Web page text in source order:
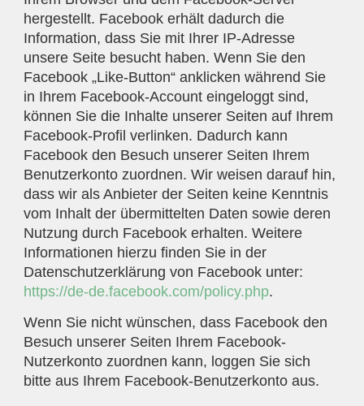
hergestellt. Facebook erhält dadurch die
Information, dass Sie mit Ihrer IP-Adresse
unsere Seite besucht haben. Wenn Sie den
Facebook „Like-Button“ anklicken während Sie
in Ihrem Facebook-Account eingeloggt sind,
können Sie die Inhalte unserer Seiten auf Ihrem
Facebook-Profil verlinken. Dadurch kann
Facebook den Besuch unserer Seiten Ihrem
Benutzerkonto zuordnen. Wir weisen darauf hin,
dass wir als Anbieter der Seiten keine Kenntnis
vom Inhalt der übermittelten Daten sowie deren
Nutzung durch Facebook erhalten. Weitere
Informationen hierzu finden Sie in der
Datenschutzerklärung von Facebook unter:
https://de-de.facebook.com/policy.php.
Wenn Sie nicht wünschen, dass Facebook den
Besuch unserer Seiten Ihrem Facebook-
Nutzerkonto zuordnen kann, loggen Sie sich
bitte aus Ihrem Facebook-Benutzerkonto aus.